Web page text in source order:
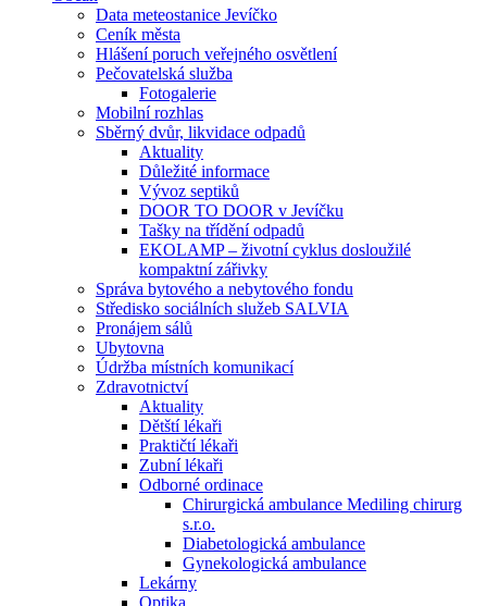
Data meteostanice Jevíčko
Ceník města
Hlášení poruch veřejného osvětlení
Pečovatelská služba
Fotogalerie
Mobilní rozhlas
Sběrný dvůr, likvidace odpadů
Aktuality
Důležité informace
Vývoz septiků
DOOR TO DOOR v Jevíčku
Tašky na třídění odpadů
EKOLAMP – životní cyklus dosloužilé
kompaktní zářivky
Správa bytového a nebytového fondu
Středisko sociálních služeb SALVIA
Pronájem sálů
Ubytovna
Údržba místních komunikací
Zdravotnictví
Aktuality
Dětští lékaři
Praktičtí lékaři
Zubní lékaři
Odborné ordinace
Chirurgická ambulance Mediling chirurg
s.r.o.
Diabetologická ambulance
Gynekologická ambulance
Lekárny
Optika